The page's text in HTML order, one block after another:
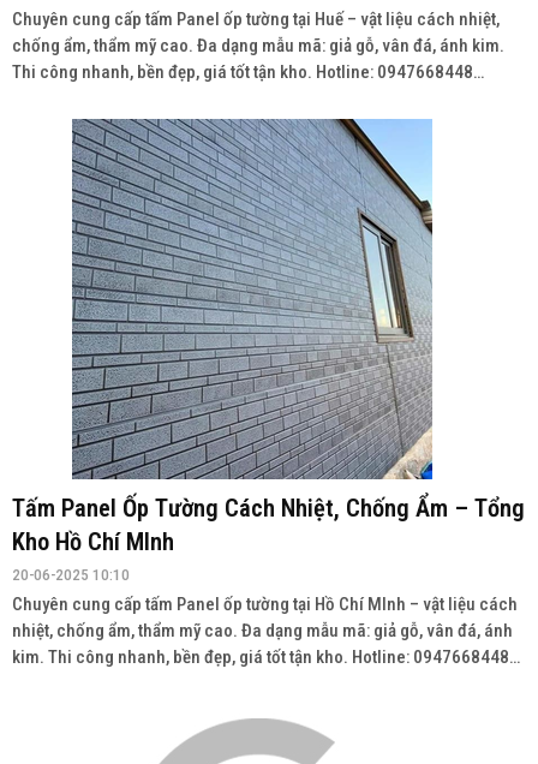
Chuyên cung cấp tấm Panel ốp tường tại Huế – vật liệu cách nhiệt,
chống ẩm, thẩm mỹ cao. Đa dạng mẫu mã: giả gỗ, vân đá, ánh kim.
Thi công nhanh, bền đẹp, giá tốt tận kho. Hotline: 0947668448
Tấm Panel Ốp Tường Cách Nhiệt, Chống Ẩm – Tổng
Kho Hồ Chí MInh
20-06-2025 10:10
Chuyên cung cấp tấm Panel ốp tường tại Hồ Chí MInh – vật liệu cách
nhiệt, chống ẩm, thẩm mỹ cao. Đa dạng mẫu mã: giả gỗ, vân đá, ánh
kim. Thi công nhanh, bền đẹp, giá tốt tận kho. Hotline: 0947668448